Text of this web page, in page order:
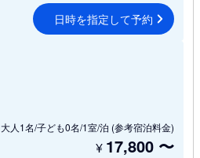
日時を指定して予約
大人1名/子ども0名/1室/泊 (参考宿泊料金)
¥ 17,800 〜